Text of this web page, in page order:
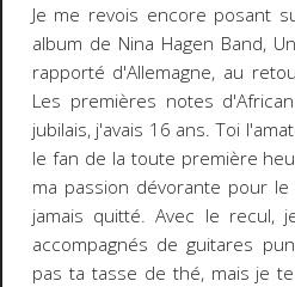
Je me revois encore posant
album de Nina Hagen Band,
rapporté d'Allemagne, au
Les premières notes
jubilais, j'avais 16 ans. Toi
le fan de la toute première
ma passion dévorante pour
jamais quitté. Avec le recul,
accompagnés de guitares
pas ta tasse de thé, mais je